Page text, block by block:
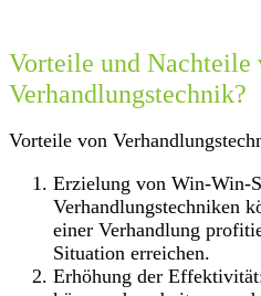
Vorteile und Nachteile
Verhandlungstechnik?
Vorteile von
Erzielung von Win-Win-
Verhandlungstechniken
einer Verhandlung
Situation erreichen.
Erhöhung der